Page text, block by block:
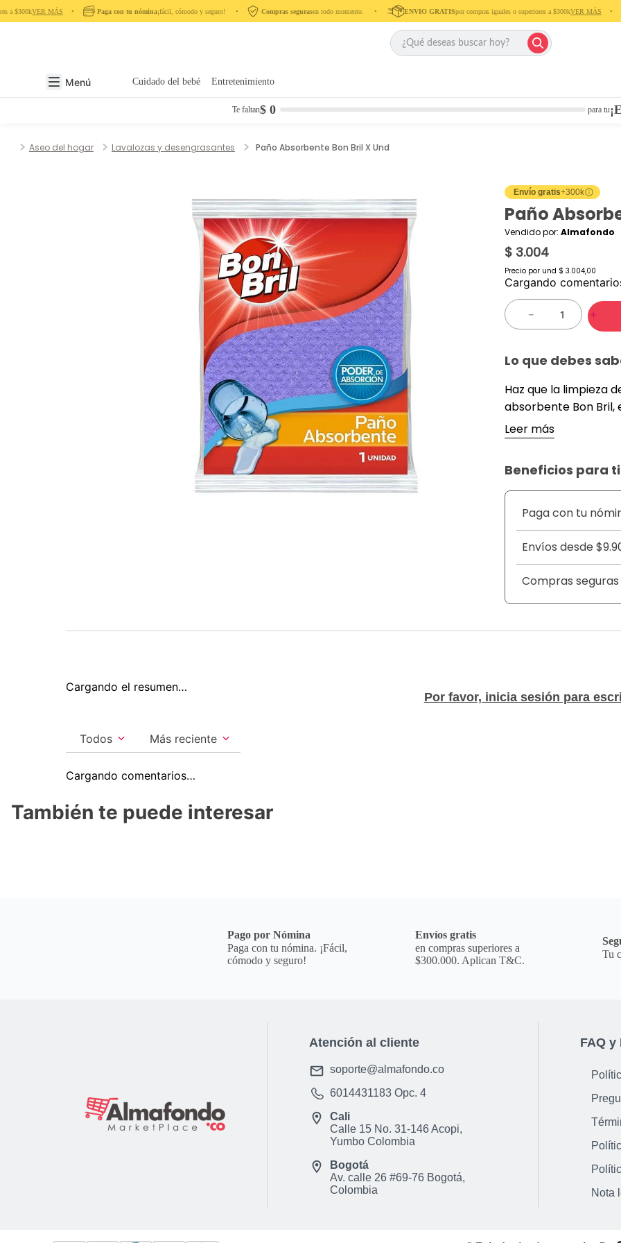
a $300kVER MÁS‎ ‎ ‎ ‎ •‎ ‎ ‎ ‎ Paga con tu nómina¡fácil, cómodo y seguro! ‎ ‎ ‎ ‎ •‎ ‎ ‎ ‎ Compras segurasen todo momento. ‎ ‎ ‎ ‎ •‎ ‎ ‎ ‎ ‎ ENVIO GRATISpor compras iguales o superiores a $300kVER MÁS‎ ‎ ‎ ‎ •‎ ‎ ‎ ‎
Menú Cuidado del bebé Entretenimiento
para tu
Te faltan$ 0
Aseo del hogar Lavalozas y desengrasantes Paño Absorbente Bon Bril X Und
Envío gratis+300k
Paño
Vendido por: Almafondo
$ 3.004
Precio por und $ 3.004,00
Cargando
＋
－
Lo que debes
Haz que la limpieza
absorbente Bon Bril,
suciedad en una sola
absorción permite
hogar. Gracias a su
cualquier rincón,
como para tareas
altamente
eficacia incluso tras
de la casa.
Leer más
Beneficios para ti
Paga con tu
Envíos desde
Compras seguras
Cargando el resumen…
Por favor, inicia sesión para
Más reciente
Todos
Cargando comentarios…
También te puede interesar
Pago por Nómina
Paga con tu nómina. ¡Fácil,
cómodo y seguro!
Envíos gratis
en compras superiores a
$300.000. Aplican T&C.
Tu
Atención al cliente
soporte@almafondo.co
6014431183Opc. 4
Cali
Calle 15 No. 31-146 Acopi,
Yumbo Colombia
Bogotá
Av. calle 26 #69-76 Bogotá,
Colombia
FAQ y
Nota